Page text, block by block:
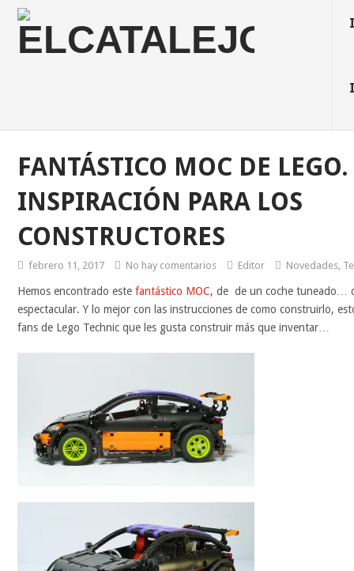
FANTÁSTICO MOC DE LEGO.
INSPIRACIÓN PARA LOS
CONSTRUCTORES
febrero 11, 2017 No hay comentarios Editor Novedades,
Hemos encontrado este fantástico MOC, de de un coche tuneado…
espectacular. Y lo mejor con las instrucciones de como construirlo,
fans de Lego Technic que les gusta construir más que inventar…